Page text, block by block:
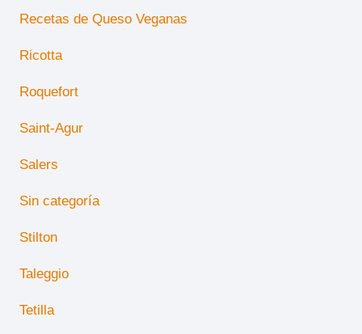
Recetas de Queso Veganas
Ricotta
Roquefort
Saint-Agur
Salers
Sin categoría
Stilton
Taleggio
Tetilla